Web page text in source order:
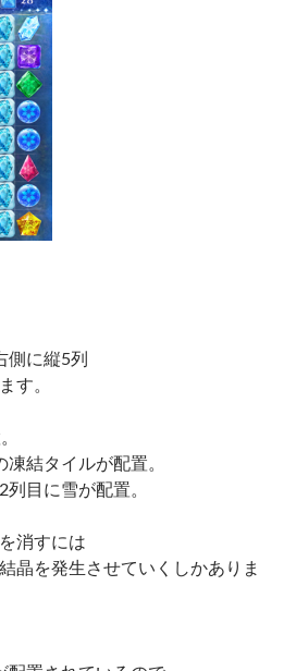
側に縦5列
す。
結タイルが配置。
目に雪が配置。
消すには
晶を発生させていくしかありま